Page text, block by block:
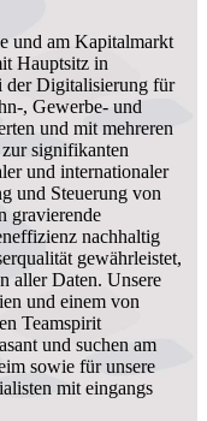
und am Kapitalmarkt
Hauptsitz in
der Digitalisierung für
, Gewerbe- und
und mit mehreren
signifikanten
und internationaler
und Steuerung von
gravierende
nachhaltig
gewährleistet,
aller Daten. Unsere
und einem von
Teamspirit
und suchen am
sowie für unsere
mit eingangs